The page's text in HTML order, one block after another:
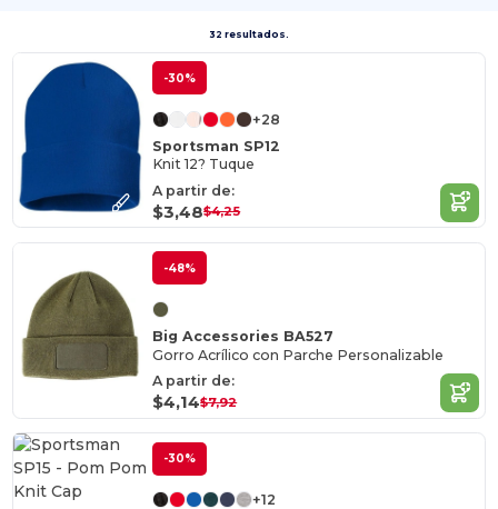
32 resultados.
-30%
+28
Sportsman SP12
Knit 12? Tuque
A partir de:
$3,48$4,25
-48%
Big Accessories BA527
Gorro Acrílico con Parche Personalizable
A partir de:
$4,14$7,92
-30%
+12